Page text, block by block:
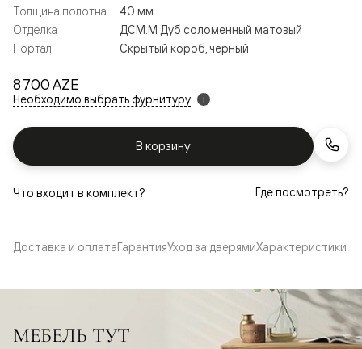
8 700 AZE
Необходимо выбрать фурнитуру i
В корзину
Толщина полотна
40 мм
Отделка
ДСМ.М Дуб соломенный матовый
Портал
Скрытый короб, черный
Что входит в комплект? Где посмотреть?
Доставка и оплатаГарантияУход за дверямиХарактеристики
МЕБЕЛЬ ТУТ